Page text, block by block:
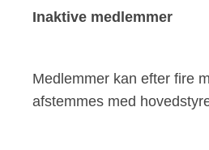
Inaktive medlemmer
Medlemmer kan efter fire
afstemmes med